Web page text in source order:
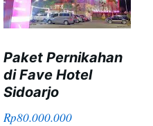
Paket Pernikahan
di Fave Hotel
Sidoarjo
Rp80.000.000